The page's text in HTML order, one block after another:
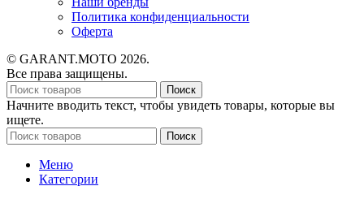
Политика конфиденциальности
Оферта
© GARANT.MOTO 2026.
Все права защищены.
Поиск
Начните вводить текст, чтобы увидеть товары, которые вы
ищете.
Поиск
Меню
Категории